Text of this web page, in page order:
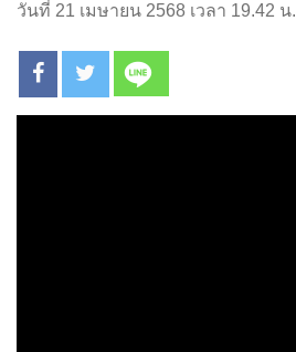
วันที่ 21 เมษายน 2568 เวลา 19.42 น.